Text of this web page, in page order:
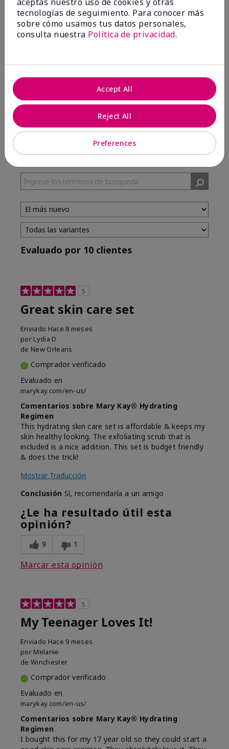
100%
Evaluado por 10 clientes
5
Great skin care set
Enviado Hace 8 meses
por Lydia D
de New Orleans
Comprador verificado
Evaluado en
marykay.com/en-us/
Comentarios sobre Mary Kay® Hydrating
Regimen
This hydrating skin care set is affordable & keeps my
skin healthy looking. The exfoliating scrub that is
included is a nice addition. This set is budget friendly
& does the trick!
Mostrar Traducción
Conclusión Sí, recomendaría a un amigo
¿Le ha resultado útil esta
opinión?
9 1
Marcar esta opinión
5
My Teenager Loves It!
Enviado Hace 9 meses
por Melanie
de Winchester
Comprador verificado
Evaluado en
marykay.com/en-us/
Comentarios sobre Mary Kay® Hydrating
Regimen
I bought this for my 17 year old so they could start a
tecnologías de seguimiento. Para conocer más
sobre cómo usamos tus datos personales,
consulta nuestra Política de privacidad.
Preferences
Reject All
Accept All